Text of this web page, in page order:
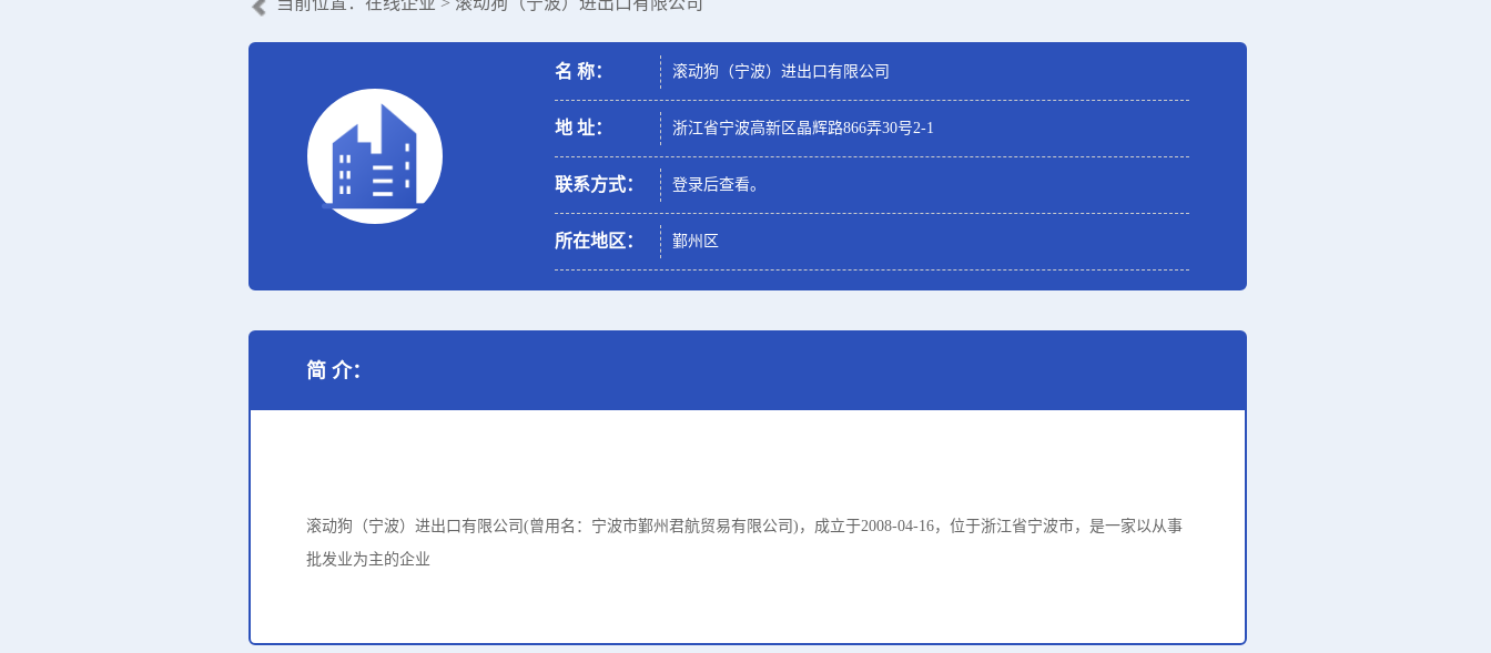
名 称： 滚动狗（宁波）进出口有限公司
地 址： 浙江省宁波高新区晶辉路866弄30号2-1
联系方式： 登录后查看。
所在地区： 鄞州区
简 介：
滚动狗（宁波）进出口有限公司(曾用名：宁波市鄞州君航贸易有限公司)，成立于2008-04-16，位于浙江省宁波市，是一家以从事
批发业为主的企业